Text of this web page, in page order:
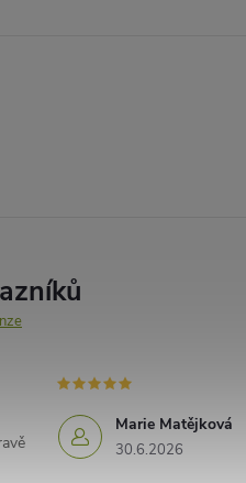
Marie Matějková
30.6.2026